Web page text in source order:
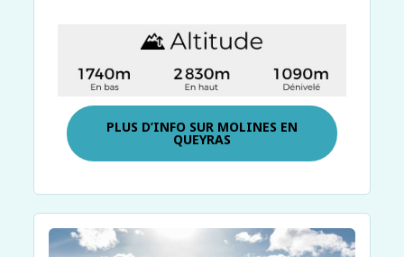
PLUS D’INFO SUR MOLINES EN
QUEYRAS